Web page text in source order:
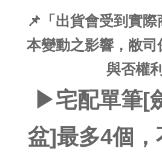
📌「出貨會受到實
本變動之影響，敝司
與否權利
▶宅配單筆[
盆]最多4個